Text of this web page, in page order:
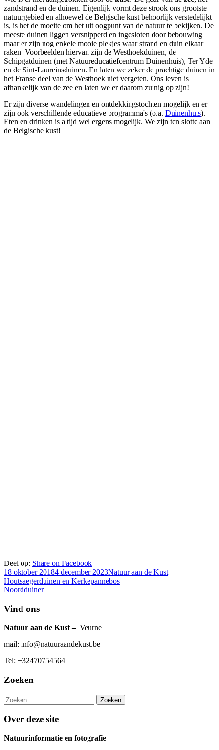
zandstrand en de duinen. Eigenlijk vormt deze strook ons grootste
natuurgebied en alhoewel de Belgische kust behoorlijk verstedelijkt
is, is het de moeite om het uit oogpunt van de natuur te bekijken. De
meeste duinen liggen versnipperd en ingesloten door bebouwing
maar er zijn nog enkele mooie plekjes waar strand en duin elkaar
raken. Voorbeelden hiervan zijn de Westhoekduinen, de
Schipgatduinen (met Natuureducatiefcentrum Duinenhuis), Ter Yde
en de Sint-Laureinsduinen. En laten we zeker de prachtige duinen in
het Franse deel van de Westhoek niet vergeten. Ons leven is
afhankelijk van de zee en laten we er daarom zuinig op zijn!
Er zijn diverse wandelingen en ontdekkingstochten mogelijk en er
zijn ook verschillende educatieve programma's (o.a. Duinenhuis).
Eten en drinken is altijd wel ergens mogelijk. We zijn ten slotte aan
de Belgische kust!
Deel op: Share on Facebook
Gepubliceerd
op
18 oktober 20184 december 2023Auteur
Natuur aan de Kust
Bericht
navigatie
Vorige
bericht:
Houtsaegerduinen en Kerkepannebos
Volgende
Noordduinen
Hoofd
sidebar
Vind ons
Natuur aan de Kust – Veurne
mail: info@natuuraandekust.be
Tel: +32470754564
Zoeken
Zoeken
naar:
Over deze site
Natuurinformatie en fotografie